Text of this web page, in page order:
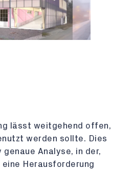
lässt weitgehend offen,
werden sollte. Dies
Analyse, in der,
Herausforderung